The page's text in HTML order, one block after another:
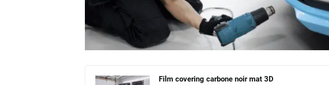
Film covering carbone noir mat 3D